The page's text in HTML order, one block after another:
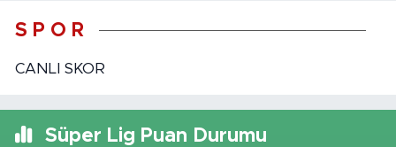
S P O R
CANLI SKOR
Süper Lig Puan Durumu